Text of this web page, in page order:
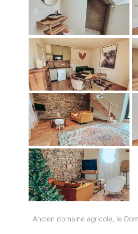
Ancien domaine agricole, le